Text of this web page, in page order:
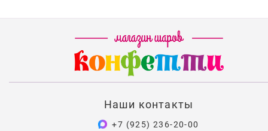
Наши контакты
+7 (925) 236-20-00